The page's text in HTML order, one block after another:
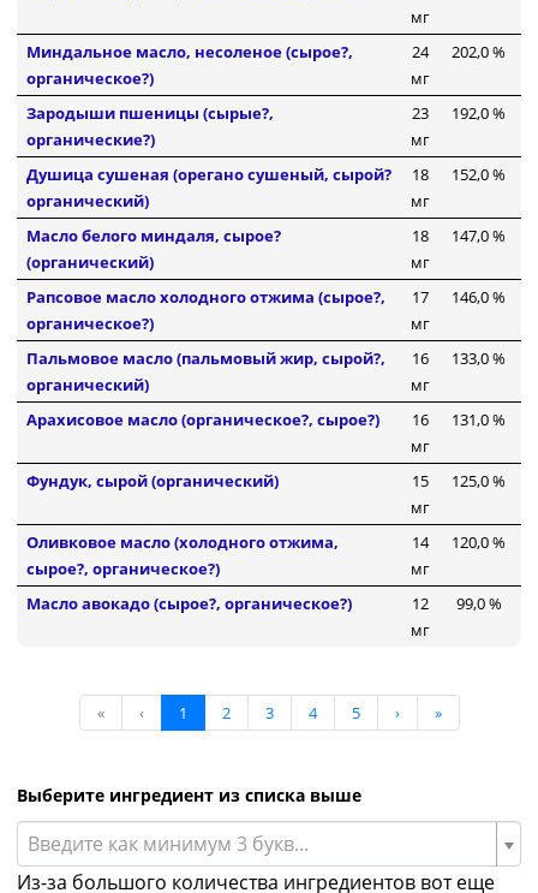
мг
Миндальное масло, несоленое (сырое?,
органическое?)
24
мг
202,0 %
Зародыши пшеницы (сырые?,
органические?)
23
мг
192,0 %
Душица сушеная (орегано сушеный, сырой?
органический)
18
мг
152,0 %
Масло белого миндаля, сырое?
(органический)
18
мг
147,0 %
Рапсовое масло холодного отжима (сырое?,
органическое?)
17
мг
146,0 %
Пальмовое масло (пальмовый жир, сырой?,
органический)
16
мг
133,0 %
Арахисовое масло (органическое?, сырое?)
16
мг
131,0 %
Фундук, сырой (органический)
15
мг
125,0 %
Оливковое масло (холодного отжима,
сырое?, органическое?)
14
мг
120,0 %
Масло авокадо (сырое?, органическое?)
12
мг
99,0 %
« ‹ 1 2 3 4 5 › »
Выберите ингредиент из списка выше
Введите как минимум 3 букв...
Из-за большого количества ингредиентов вот еще